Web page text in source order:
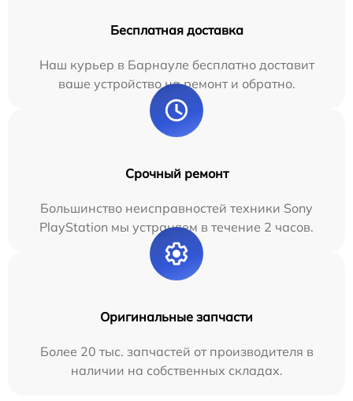
Бесплатная доставка
Наш курьер в Барнауле бесплатно доставит
ваше устройство на ремонт и обратно.
Срочный ремонт
Большинство неисправностей техники Sony
PlayStation мы устраняем в течение 2 часов.
Оригинальные запчасти
Более 20 тыс. запчастей от производителя в
наличии на собственных складах.